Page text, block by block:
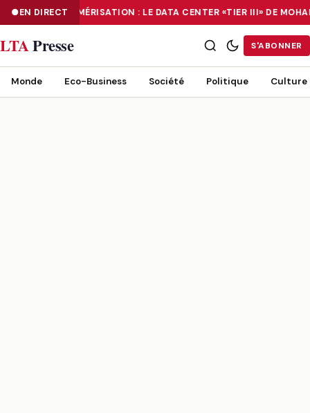
EN DIRECTNUMÉRISATION : LE DATA CENTER «TIER III» DE
NUMÉRISATION : LE DATA CENTER «TIER III» DE MOHAMMADIA, UN
LTAPresse S'ABONNER
Monde Eco-Business Société Politique Culture